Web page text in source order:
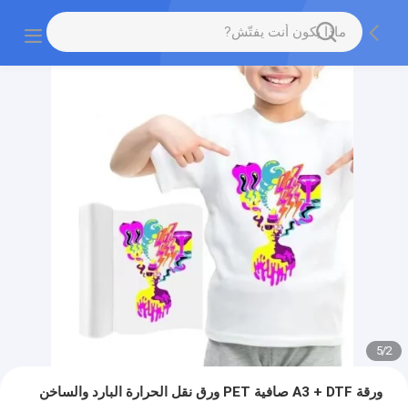
2
/
5
ورقة A3 + DTF صافية PET ورق نقل الحرارة البارد والساخن